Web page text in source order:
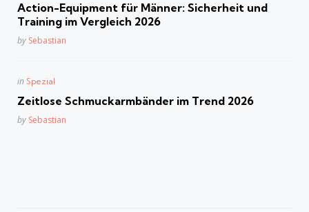
Action-Equipment für Männer: Sicherheit und
Training im Vergleich 2026
Posted
by Sebastian
Posted
in Spezial
Zeitlose Schmuckarmbänder im Trend 2026
Posted
by Sebastian